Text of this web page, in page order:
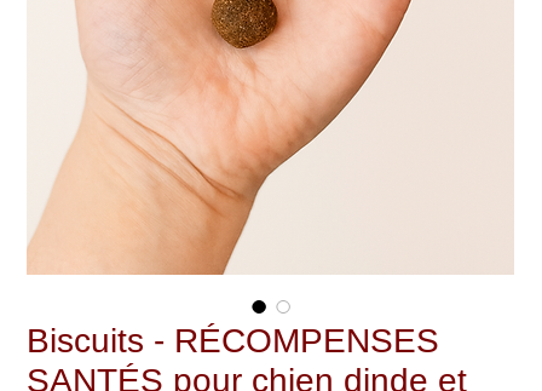
Biscuits - RÉCOMPENSES
SANTÉS pour chien dinde et